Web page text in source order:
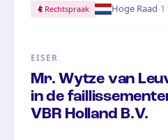
Rechtspraak Hoge Raad·1
EISER
Mr. Wytze van
in de
VBR Holland B.V.